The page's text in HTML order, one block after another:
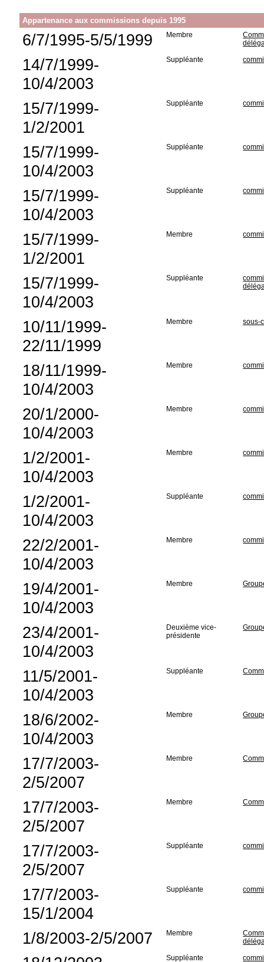
Appartenance aux commissions depuis 1995
6/7/1995-5/5/1999 Membre
14/7/1999-
10/4/2003
Suppléante
15/7/1999-
1/2/2001
Suppléante
15/7/1999-
10/4/2003
Suppléante
15/7/1999-
10/4/2003
Suppléante
15/7/1999-
1/2/2001
Membre
15/7/1999-
10/4/2003
Suppléante
10/11/1999-
22/11/1999
Membre sous-
18/11/1999-
10/4/2003
Membre
20/1/2000-
10/4/2003
Membre
1/2/2001-
10/4/2003
Membre
1/2/2001-
10/4/2003
Suppléante
22/2/2001-
10/4/2003
Membre
19/4/2001-
10/4/2003
Membre
23/4/2001-
10/4/2003
Deuxième vice-
présidente
11/5/2001-
10/4/2003
Suppléante
18/6/2002-
10/4/2003
Membre
17/7/2003-
2/5/2007
Membre
17/7/2003-
2/5/2007
Membre
17/7/2003-
2/5/2007
Suppléante
17/7/2003-
15/1/2004
Suppléante
1/8/2003-2/5/2007 Membre
Suppléante